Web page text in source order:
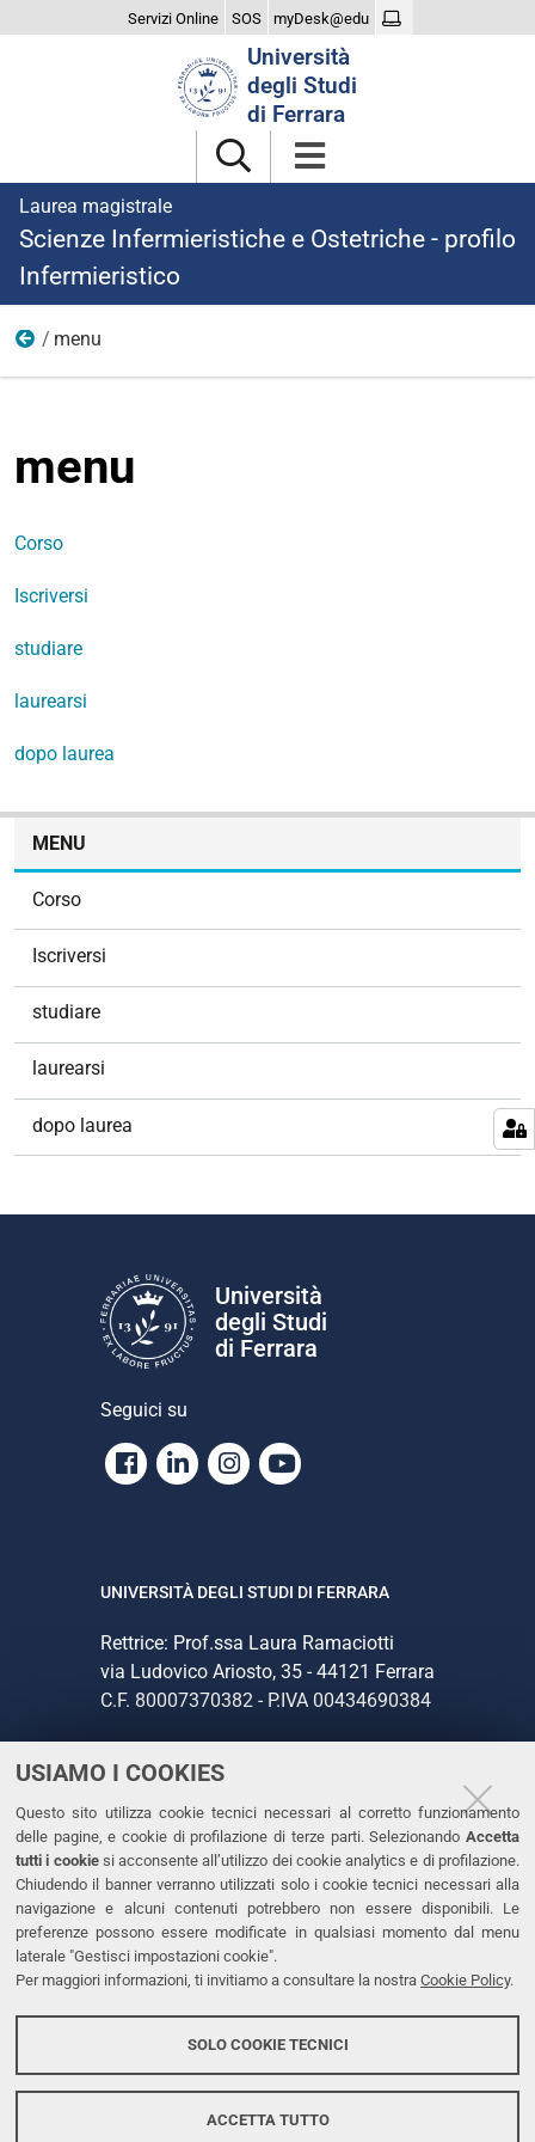
USIAMO I COOKIES
Questo sito utilizza cookie tecnici necessari al corretto funzionamento
delle pagine, e cookie di profilazione di terze parti. Selezionando Accetta
tutti i cookiesi acconsente all’utilizzo dei cookie analytics e di profilazione.
Chiudendo il banner verranno utilizzati solo i cookie tecnici necessari alla
navigazione e alcuni contenuti potrebbero non essere disponibili. Le
preferenze possono essere modificate in qualsiasi momento dal menu
laterale "Gestisci impostazioni cookie".
Per maggiori informazioni, ti invitiamo a consultare la nostra Cookie Policy.
SOLO COOKIE TECNICI
ACCETTA TUTTO
Servizi Online SOS myDesk@edu
Università
degli Studi
di Ferrara
Laurea magistrale
Scienze Infermieristiche e Ostetriche - profilo
Infermieristico
Home
menu
menu
Corso
Iscriversi
studiare
laurearsi
dopo laurea
MENU
Corso
Iscriversi
studiare
laurearsi
dopo laurea
Università
degli Studi
di Ferrara
Seguici su
Facebook
LinkedinInstagram
Youtube
UNIVERSITÀ DEGLI STUDI DI FERRARA
Rettrice: Prof.ssa Laura Ramaciotti
via Ludovico Ariosto, 35 - 44121 Ferrara
C.F. 80007370382 - P.IVA 00434690384
CONTATTI
Tel. +39 0532 293111
Fax. +39 0532 293031
PEC
LINKS
Dichiarazione di accessibilità
Protezione dati personali